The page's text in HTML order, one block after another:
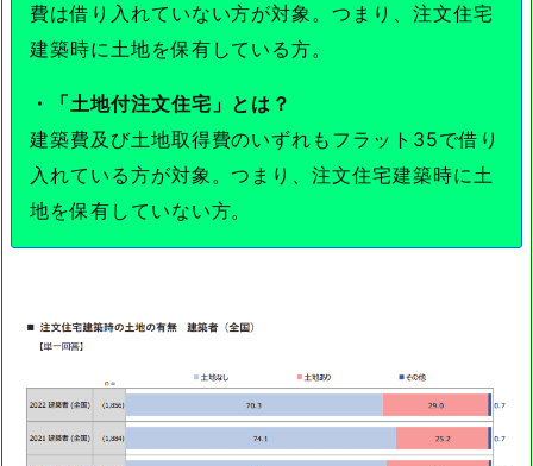
費は借り入れていない方が対象。つまり、注文住宅
建築時に土地を保有している方。
・「土地付注文住宅」とは？
建築費及び土地取得費のいずれもフラット35で借り
入れている方が対象。つまり、注文住宅建築時に土
地を保有していない方。